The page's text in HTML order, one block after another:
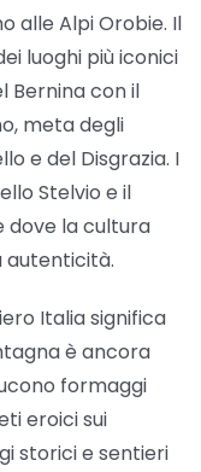
alle Alpi Orobie. Il
luoghi più iconici
Bernina con il
meta degli
e del Disgrazia. I
Stelvio e il
dove la cultura
autenticità.
Italia significa
è ancora
formaggi
eroici sui
storici e sentieri